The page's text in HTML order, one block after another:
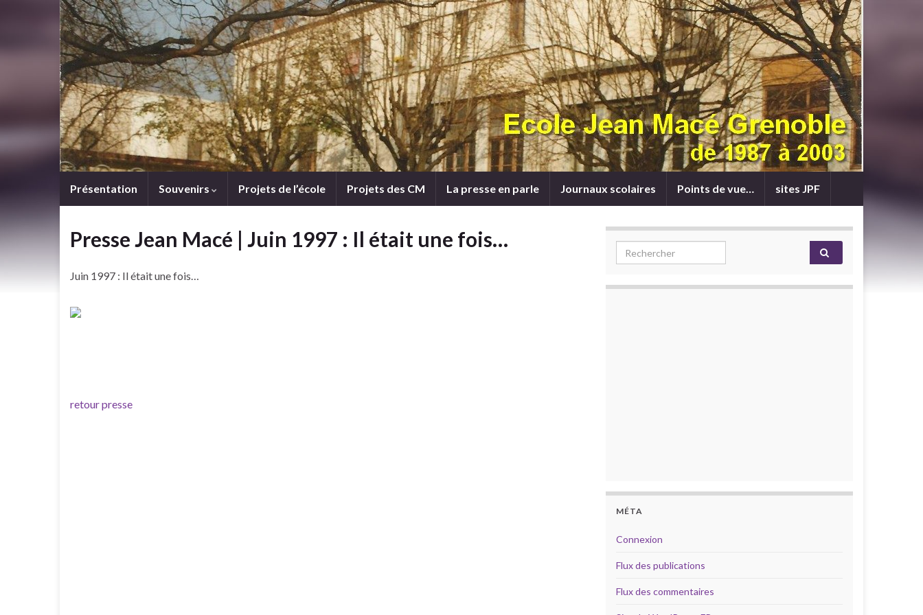
Présentation Souvenirs Projets de l’école Projets des CM La presse en parle Journaux scolaires Points de vue… sites JPF
Presse Jean Macé | Juin 1997 : Il était une fois…
Juin 1997 : Il était une fois…
retour presse
Search for:
MÉTA
Connexion
Flux des publications
Flux des commentaires